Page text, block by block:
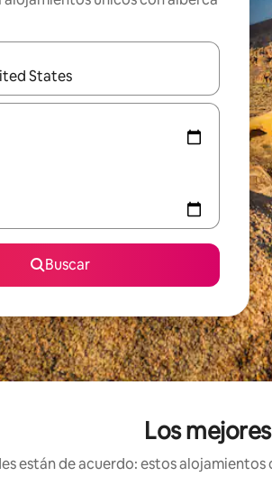
estén disponibles, podrás navegar
Buscar
Los
están de acuerdo: estos